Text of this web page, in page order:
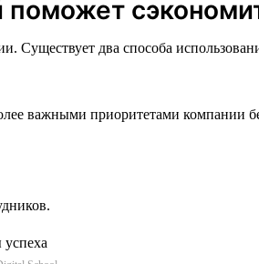
поможет
два способа
важными приоритетами компании